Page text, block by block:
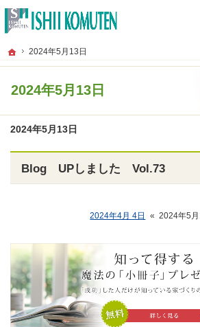
ホーム
2024年5月13日
2024年5月13日
プロの目線からご提案。東京都府中市の注文住宅・
東京都府中市の新築・注文住宅・新築戸建てを手が
2024年5月13日
Blog UPしました Vol.73
2024年4月 4日 « 2024年5月